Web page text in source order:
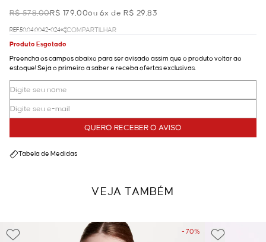
R$ 578,00R$ 179,00ou 6x de R$ 29,83
REF.50.04.0042-024
COMPARTILHAR
Produto Esgotado
Preencha os campos abaixo para ser avisado assim que o produto voltar ao
estoque! Seja o primeiro a saber e receba ofertas exclusivas.
QUERO RECEBER O AVISO
Tabela de Medidas
VEJA TAMBÉM
- 70%